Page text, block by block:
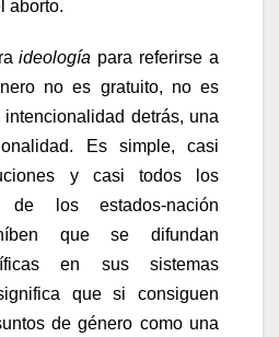
aborto.
ideología para referirse a
no es gratuito, no es
detrás, una
Es simple, casi
y casi todos los
de los estados-nación
que se difundan
en sus sistemas
que si consiguen
de género como una